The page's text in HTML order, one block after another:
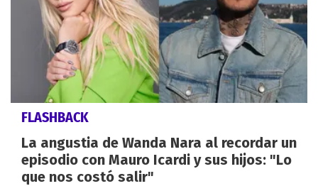
FLASHBACK
La angustia de Wanda Nara al recordar un
episodio con Mauro Icardi y sus hijos: "Lo
que nos costó salir"